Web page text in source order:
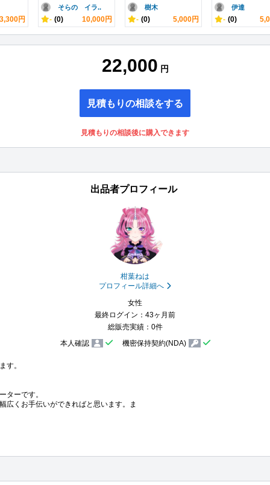
3,300円
そらの イラ..
- (0) 10,000円
樹木
- (0) 5,000円
伊達
- (0)
22,000 円
見積もりの相談をする
見積もりの相談後に購入できます
出品者プロフィール
柑葉ねは
プロフィール詳細へ
女性
最終ログイン：43ヶ月前
総販売実績：0件
本人確認
機密保持契約(NDA)
す。
ターです。
広くお手伝いができればと思います。ま